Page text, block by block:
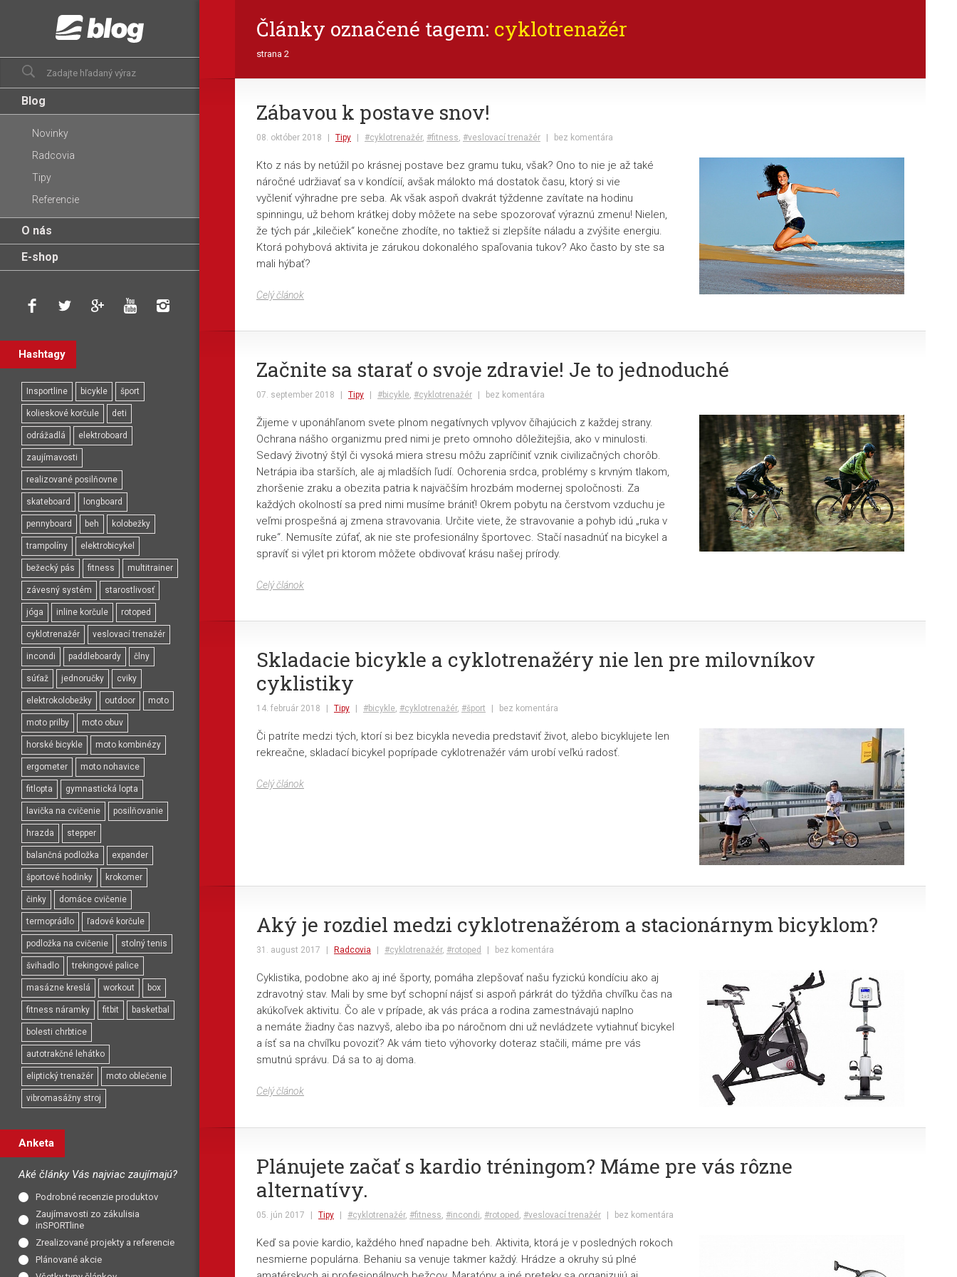
Články označené tagem: cyklotrenažér
strana 2
Zábavou k postave snov!
08. október 2018 Tipy #cyklotrenažér, #fitness, #veslovací trenažér bez komentára
Kto z nás by netúžil po krásnej postave bez gramu tuku, však? Ono to nie je až také
náročné udržiavať sa v kondícií, avšak málokto má dostatok času, ktorý si vie
vyčleniť výhradne pre seba. Ak však aspoň dvakrát týždenne zavítate na hodinu
spinningu, už behom krátkej doby môžete na sebe spozorovať výraznú zmenu! Nielen,
že tých pár „kilečiek“ konečne zhodíte, no taktiež si zlepšíte náladu a zvýšite energiu.
Ktorá pohybová aktivita je zárukou dokonalého spaľovania tukov? Ako často by ste sa
mali hýbať?
Celý článok
Začnite sa starať o svoje zdravie! Je to jednoduché
07. september 2018 Tipy #bicykle, #cyklotrenažér bez komentára
Žijeme v uponáhľanom svete plnom negatívnych vplyvov číhajúcich z každej strany.
Ochrana nášho organizmu pred nimi je preto omnoho dôležitejšia, ako v minulosti.
Sedavý životný štýl či vysoká miera stresu môžu zapríčiniť vznik civilizačných chorôb.
Netrápia iba starších, ale aj mladších ľudí. Ochorenia srdca, problémy s krvným tlakom,
zhoršenie zraku a obezita patria k najväčším hrozbám modernej spoločnosti. Za
každých okolností sa pred nimi musíme brániť! Okrem pobytu na čerstvom vzduchu je
veľmi prospešná aj zmena stravovania. Určite viete, že stravovanie a pohyb idú „ruka v
ruke“. Nemusíte zúfať, ak nie ste profesionálny športovec. Stačí nasadnúť na bicykel a
spravíť si výlet pri ktorom môžete obdivovať krásu našej prírody.
Celý článok
Skladacie bicykle a cyklotrenažéry nie len pre milovníkov
cyklistiky
14. február 2018 Tipy #bicykle, #cyklotrenažér, #šport bez komentára
Či patríte medzi tých, ktorí si bez bicykla nevedia predstaviť život, alebo bicyklujete len
rekreačne, skladací bicykel poprípade cyklotrenažér vám urobí veľkú radosť.
Celý článok
Aký je rozdiel medzi cyklotrenažérom a stacionárnym bicyklom?
31. august 2017 | Radcovia | #cyklotrenažér, #rotoped | bez komentára
Cyklistika, podobne ako aj iné športy, pomáha zlepšovať našu fyzickú kondíciu ako aj
zdravotný stav. Mali by sme byť schopní nájsť si aspoň párkrát do týždňa chvíľku čas na
akúkoľvek aktivitu. Čo ale v prípade, ak vás práca a rodina zamestnávajú naplno
a nemáte žiadny čas nazvyš, alebo iba po náročnom dni už nevládzete vytiahnuť bicykel
a ísť sa na chvíľku povoziť? Ak vám tieto výhovorky doteraz stačili, máme pre vás
smutnú správu. Dá sa to aj doma.
Celý článok
Plánujete začať s kardio tréningom? Máme pre vás rôzne
alternatívy.
05. jún 2017 | Tipy | #cyklotrenažér, #fitness #incondi #rotoped #veslovací trenažér | bez komentára
Keď sa povie kardio, každého hneď napadne beh. Aktivita, ktorá je v posledných rokoch
nesmierne populárna. Behaniu sa venuje takmer každý. Hrádze a okruhy sú plné
Blog
Novinky
Radcovia
Tipy
Referencie
O nás
E-shop
Hashtagy
Insportline bicykle šport
kolieskové korčule deti
odrážadlá elektroboard
zaujímavosti
realizované posilňovne
skateboard longboard
pennyboard beh kolobežky
trampolíny elektrobicykel
bežecký pás fitness multitrainer
závesný systém starostlivosť
jóga inline korčule rotoped
cyklotrenažér veslovací trenažér
incondi paddleboardy člny
súťaž jednoručky cviky
elektrokolobežky outdoor moto
moto prilby moto obuv
horské bicykle moto kombinézy
ergometer moto nohavice
fitlopta gymnastická lopta
lavička na cvičenie posilňovanie
hrazda stepper
balančná podložka expander
športové hodinky krokomer
činky domáce cvičenie
termoprádlo ľadové korčule
podložka na cvičenie stolný tenis
švihadlo trekingové palice
masázne kreslá workout box
fitness náramky fitbit basketbal
bolesti chrbtice
autotrakčné lehátko
eliptický trenažér moto oblečenie
vibromasážny stroj
Anketa
Aké články Vás najviac zaujímajú?
Podrobné recenzie produktov
Zaujímavosti zo zákulisia
inSPORTline
Zrealizované projekty a referencie
Plánované akcie